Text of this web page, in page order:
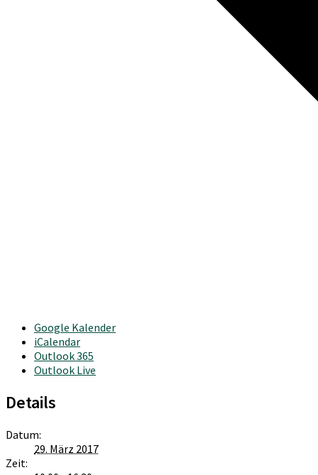
Google Kalender
iCalendar
Outlook 365
Outlook Live
Details
Datum:
29. März 2017
Zeit: